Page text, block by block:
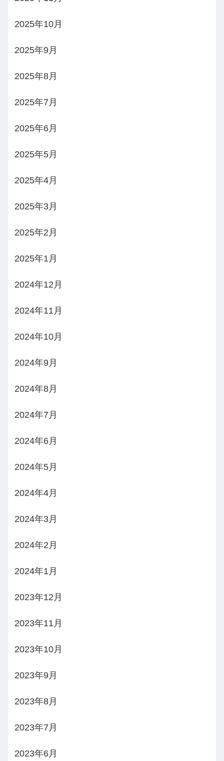
2025年10月
2025年9月
2025年8月
2025年7月
2025年6月
2025年5月
2025年4月
2025年3月
2025年2月
2025年1月
2024年12月
2024年11月
2024年10月
2024年9月
2024年8月
2024年7月
2024年6月
2024年5月
2024年4月
2024年3月
2024年2月
2024年1月
2023年12月
2023年11月
2023年10月
2023年9月
2023年8月
2023年7月
2023年6月